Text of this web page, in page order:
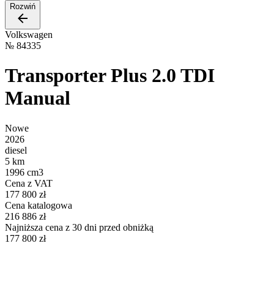
Rozwiń
Volkswagen
№ 84335
Transporter Plus 2.0 TDI
Manual
Nowe
2026
diesel
5 km
1996 cm3
Cena z VAT
177 800 zł
Cena katalogowa
216 886 zł
Najniższa cena z 30 dni przed obniżką
177 800 zł